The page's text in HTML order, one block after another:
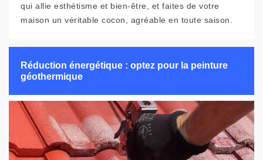
qui allie esthétisme et bien-être, et faites de votre
maison un véritable cocon, agréable en toute saison.
Réduction énergétique : optez pour la peinture
géothermique